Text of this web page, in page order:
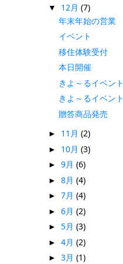
▼ 12月 (7)
年末年始の営業
イベント
移住体験受付
本日開催
きよ～るイベント
きよ～るイベント
贈答商品発売
► 11月 (2)
► 10月 (3)
► 9月 (6)
► 8月 (4)
► 7月 (4)
► 6月 (2)
► 5月 (3)
► 4月 (2)
► 3月 (1)